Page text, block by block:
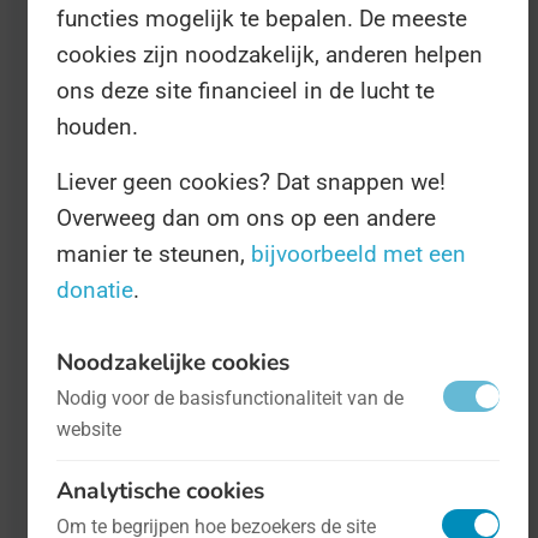
Internationale Dag ter voorkoming van
- op 10 september
Ieder jaar staan we op 10 september stil
bij iedereen die lijdt aan suïcidale
neigingen, en aan alle slachtoffers van
zelfdoding. Want nee, de neiging tot
zelfdoding is niet "een beetje depri" zijn,
functies mogelijk te bepalen. De meeste
cookies zijn noodzakelijk, anderen helpen
ons deze site financieel in de lucht te
houden.
Liever geen cookies? Dat snappen we!
Overweeg dan om ons op een andere
manier te steunen, bijvoorbeeld met een
donatie.
Noodzakelijke cookies
Nodig voor de basisfunctionaliteit van de
website
Analytische cookies
Om te begrijpen hoe bezoekers de site